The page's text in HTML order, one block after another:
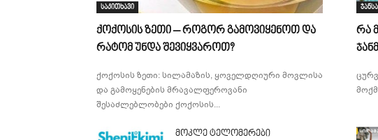
საკითხავი
ქოქოსის ზეთი – როგორ გამოვიყენოთ და
რატომ უნდა შევიყვაროთ?
ქოქოსის ზეთი: სილამაზის, ყოველდღიური მოვლისა
და გამოყენების მრავალფეროვანი
შესაძლებლობები ქოქოსის...
რა
მოკლე ტელომერები